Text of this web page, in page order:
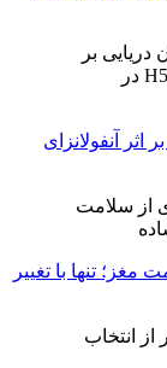
اثر آنفولانزای
تنها با تغییر